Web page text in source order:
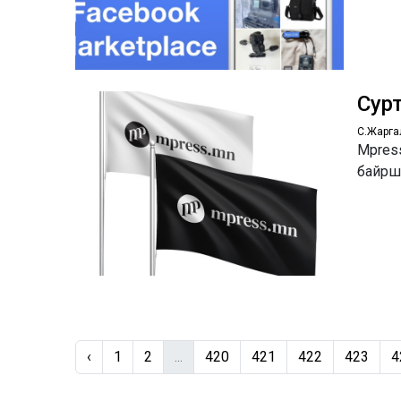
‹ 1 2 420 421 422 423